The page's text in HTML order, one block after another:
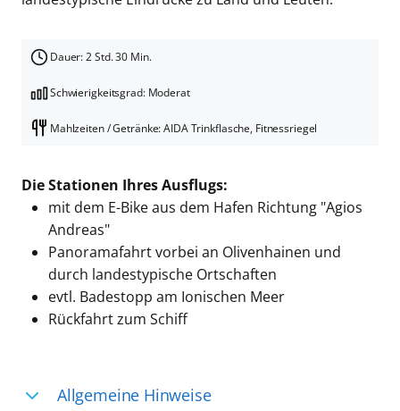
Dauer: 2 Std. 30 Min.
Schwierigkeitsgrad: Moderat
Mahlzeiten / Getränke: AIDA Trinkflasche, Fitnessriegel
Die Stationen Ihres Ausflugs:
mit dem E-Bike aus dem Hafen Richtung "Agios
Andreas"
Panoramafahrt vorbei an Olivenhainen und
durch landestypische Ortschaften
evtl. Badestopp am Ionischen Meer
Rückfahrt zum Schiff
Allgemeine Hinweise